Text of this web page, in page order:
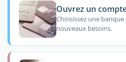
Ouvrez un
Choisissez une
nouveaux besoins.